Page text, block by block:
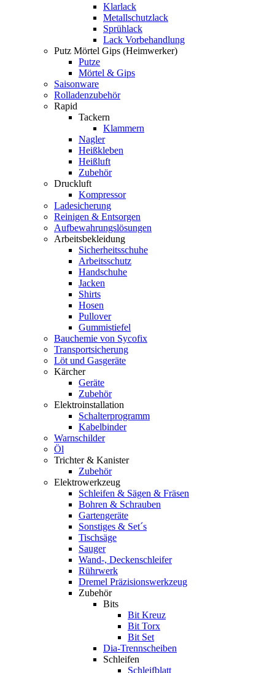
Klarlack
Metallschutzlack
Sprühlack
Lack Vorbehandlung
Putz Mörtel Gips (Heimwerker)
Putze
Mörtel & Gips
Saisonware
Rolladenzubehör
Rapid
Tackern
Klammern
Nagler
Heißkleben
Heißluft
Zubehör
Druckluft
Kompressor
Ladesicherung
Reinigen & Entsorgen
Aufbewahrungslösungen
Arbeitsbekleidung
Sicherheitsschuhe
Arbeitsschutz
Handschuhe
Jacken
Shirts
Hosen
Pullover
Gummistiefel
Bauchemie von Sycofix
Transportsicherung
Löt und Gasgeräte
Kärcher
Geräte
Zubehör
Elektroinstallation
Schalterprogramm
Kabelbinder
Warnschilder
Öl
Trichter & Kanister
Zubehör
Elektrowerkzeug
Schleifen & Sägen & Fräsen
Bohren & Schrauben
Gartengeräte
Sonstiges & Set´s
Tischsäge
Sauger
Wand-, Deckenschleifer
Rührwerk
Dremel Präzisionswerkzeug
Zubehör
Bits
Bit Kreuz
Bit Torx
Bit Set
Dia-Trennscheiben
Schleifen
Schleifblatt